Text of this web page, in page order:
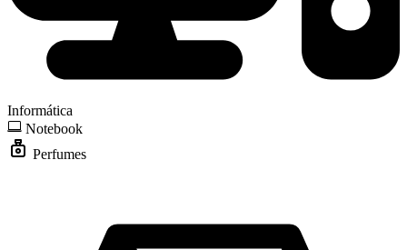
Informática
Notebook
Perfumes